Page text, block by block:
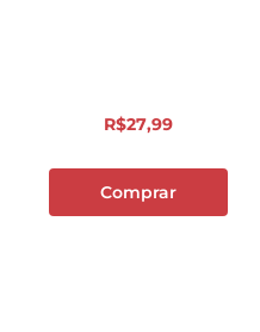
R$27,99
Comprar